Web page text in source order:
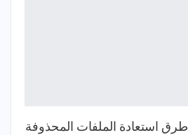
تعرَّف على أفضل 4 طرق استعادة الملفات المحذوفة